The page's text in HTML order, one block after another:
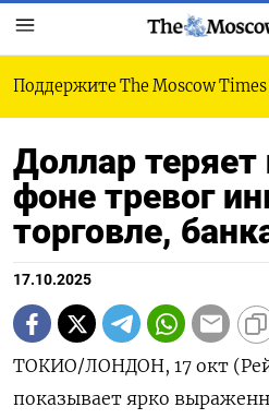
Поддержите The Moscow Times
Доллар теряет
фоне тревог
торговле,
17.10.2025
ТОКИО/ЛОНДОН, 17 окт
показывает ярко